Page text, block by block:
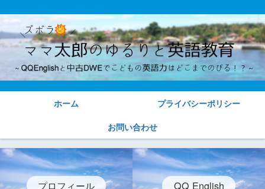
ホーム
プライバシーポリシー
お問い合わせ
プロフィール QQ English